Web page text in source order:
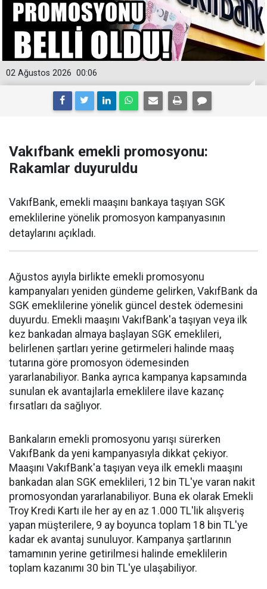
00:06
02 Ağustos 2026
Vakıfbank emekli promosyonu:
Rakamlar duyuruldu
VakıfBank, emekli maaşını bankaya taşıyan SGK
emeklilerine yönelik promosyon kampanyasının
detaylarını açıkladı.
Ağustos ayıyla birlikte emekli promosyonu
kampanyaları yeniden gündeme gelirken, VakıfBank da
SGK emeklilerine yönelik güncel destek ödemesini
duyurdu. Emekli maaşını VakıfBank'a taşıyan veya ilk
kez bankadan almaya başlayan SGK emeklileri,
belirlenen şartları yerine getirmeleri halinde maaş
tutarına göre promosyon ödemesinden
yararlanabiliyor. Banka ayrıca kampanya kapsamında
sunulan ek avantajlarla emeklilere ilave kazanç
fırsatları da sağlıyor.
Bankaların emekli promosyonu yarışı sürerken
VakıfBank da yeni kampanyasıyla dikkat çekiyor.
Maaşını VakıfBank'a taşıyan veya ilk emekli maaşını
bankadan alan SGK emeklileri, 12 bin TL'ye varan nakit
promosyondan yararlanabiliyor. Buna ek olarak Emekli
Troy Kredi Kartı ile her ay en az 1.000 TL'lik alışveriş
yapan müşterilere, 9 ay boyunca toplam 18 bin TL'ye
kadar ek avantaj sunuluyor. Kampanya şartlarının
tamamının yerine getirilmesi halinde emeklilerin
toplam kazanımı 30 bin TL'ye ulaşabiliyor.